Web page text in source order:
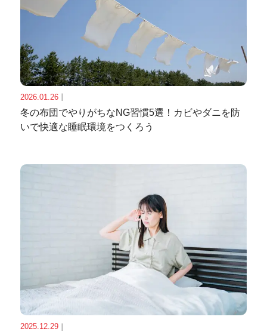
2026.01.26｜
冬の布団でやりがちなNG習慣5選！カビやダニを防
いで快適な睡眠環境をつくろう
2025.12.29｜